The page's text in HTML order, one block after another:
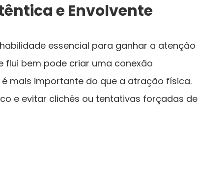
e Envolvente
essencial para ganhar a atenção
flui bem pode criar uma conexão
mais importante do que a atração física.
e evitar clichês ou tentativas forçadas de